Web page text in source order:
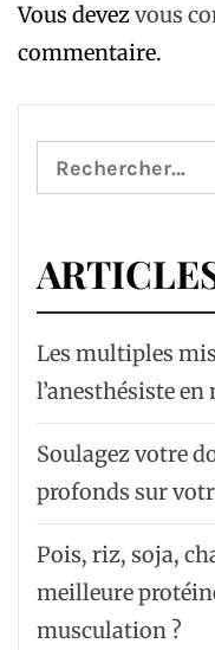
Vous devezvous
commentaire.
Rechercher :
Les multiples
l’anesthésiste
Soulagez votre
profonds sur
Pois, riz, soja,
meilleure
musculation ?